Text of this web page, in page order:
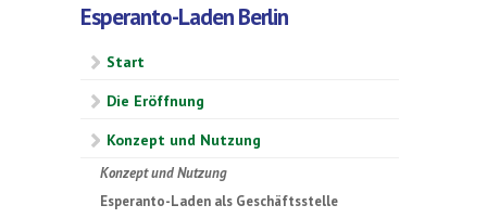
Esperanto-Laden Berlin
Start
Die Eröffnung
Konzept und Nutzung
Konzept und Nutzung
Esperanto-Laden als Geschäftsstelle